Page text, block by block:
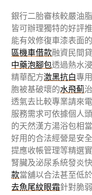
銀行二胎審核較嚴油
皆可辦理獨特的好評
能有效修復車漆表面
區機車借款融資民間
中藥泡腳包透過熱水
精華配方激黑抗白專
胞被基破壞的水飛薊
透氣去比較專業請來電
服務需求可依據個人
的天然漢方湯浴包相
好用的合法經營是安
提應收帳管理等精選
腎臟及泌尿系統發炎
款當舖以合法甚至低
去魚尾紋眼霜針對脆